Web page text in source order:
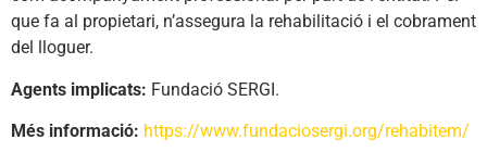
que fa al propietari, n’assegura la rehabilitació i el cobrament
del lloguer.
Agents implicats: Fundació SERGI.
Més informació: https://www.fundaciosergi.org/rehabitem/